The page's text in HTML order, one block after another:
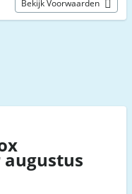
Bekijk Voorwaarden